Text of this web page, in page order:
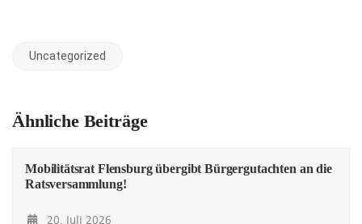
Uncategorized
Ähnliche Beiträge
Mobilitätsrat Flensburg übergibt Bürgergutachten an die
Ratsversammlung!
20. Juli 2026